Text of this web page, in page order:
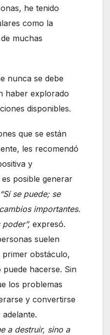
he tenido
como la
muchas
nunca se debe
haber explorado
disponibles.
que se están
les recomendó
y
posible generar
“Sí se puede; se
importantes.
expresó.
suelen
obstáculo,
hacerse. Sin
los problemas
y convertirse
a destruir, sino a